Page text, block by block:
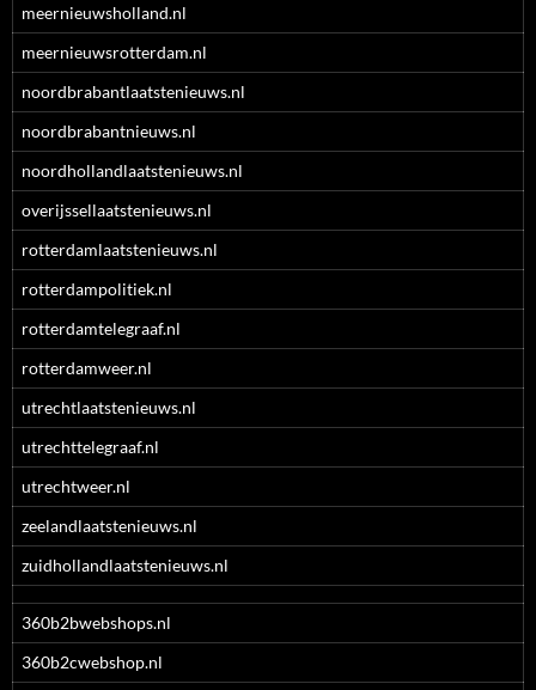
meernieuwsholland.nl
meernieuwsrotterdam.nl
noordbrabantlaatstenieuws.nl
noordbrabantnieuws.nl
noordhollandlaatstenieuws.nl
overijssellaatstenieuws.nl
rotterdamlaatstenieuws.nl
rotterdampolitiek.nl
rotterdamtelegraaf.nl
rotterdamweer.nl
utrechtlaatstenieuws.nl
utrechttelegraaf.nl
utrechtweer.nl
zeelandlaatstenieuws.nl
zuidhollandlaatstenieuws.nl
360b2bwebshops.nl
360b2cwebshop.nl